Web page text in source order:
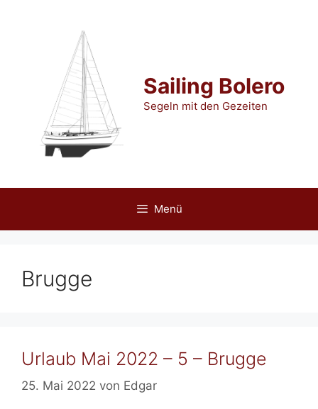
Sailing Bolero
Segeln mit den Gezeiten
Menü
Brugge
Urlaub Mai 2022 – 5 – Brugge
25. Mai 2022 von Edgar